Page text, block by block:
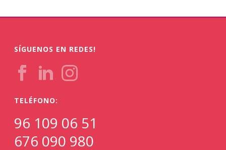
SÍGUENOS EN REDES!
TELÉFONO:
96 109 06 51
676 090 980